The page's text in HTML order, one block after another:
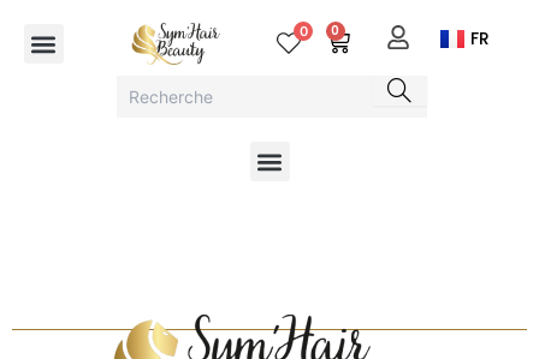
Menu 0 0 Cart FR
Menu